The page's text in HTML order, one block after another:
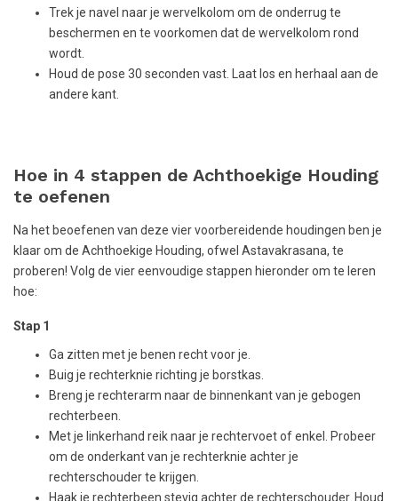
Trek je navel naar je wervelkolom om de onderrug te
beschermen en te voorkomen dat de wervelkolom rond
wordt.
Houd de pose 30 seconden vast. Laat los en herhaal aan de
andere kant.
Hoe in 4 stappen de Achthoekige Houding
te oefenen
Na het beoefenen van deze vier voorbereidende houdingen ben je
klaar om de Achthoekige Houding, ofwel Astavakrasana, te
proberen! Volg de vier eenvoudige stappen hieronder om te leren
hoe:
Stap 1
Ga zitten met je benen recht voor je.
Buig je rechterknie richting je borstkas.
Breng je rechterarm naar de binnenkant van je gebogen
rechterbeen.
Met je linkerhand reik naar je rechtervoet of enkel. Probeer
om de onderkant van je rechterknie achter je
rechterschouder te krijgen.
Haak je rechterbeen stevig achter de rechterschouder. Houd